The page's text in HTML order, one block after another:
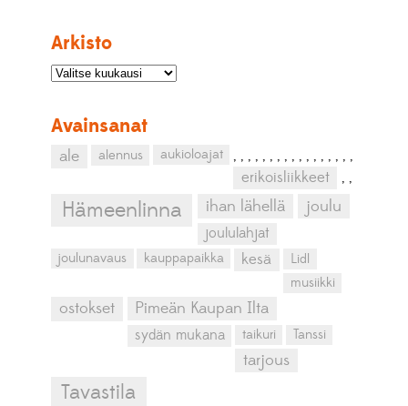
Arkisto
Avainsanat
ale ,
alennus ,
aukioloajat ,
erikoisliikkeet
,
Hämeenlinna
,
ihan lähellä
,
joulu
,
joululahjat
,
joulunavaus
,
kauppapaikka
,
kesä
,
Lidl
,
musiikki
,
ostokset
,
Pimeän Kaupan Ilta
,
sydän mukana
,
taikuri
,
Tanssi
,
tarjous
,
Tavastila